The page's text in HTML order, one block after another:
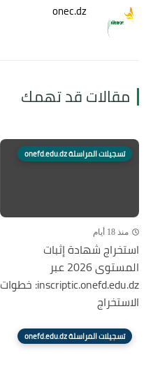
onec.dz
مقالات قد تهمك
تسجيلات المراسلة onefd.edu.dz
منذ 18 أيام
استخراج شهادة إثبات
المستوى 2026 عبر
inscriptic.onefd.edu.dz: خطوات
الاستخراج
تسجيلات المراسلة onefd.edu.dz